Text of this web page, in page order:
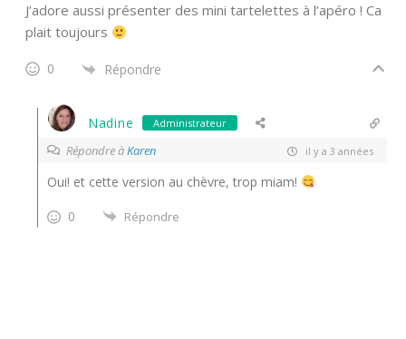
J’adore aussi présenter des mini tartelettes à l’apéro ! Ca
plait toujours
0 Répondre
Nadine Administrateur
Répondre àKaren il y a 3 années
Oui! et cette version au chèvre, trop miam!
0
Répondre